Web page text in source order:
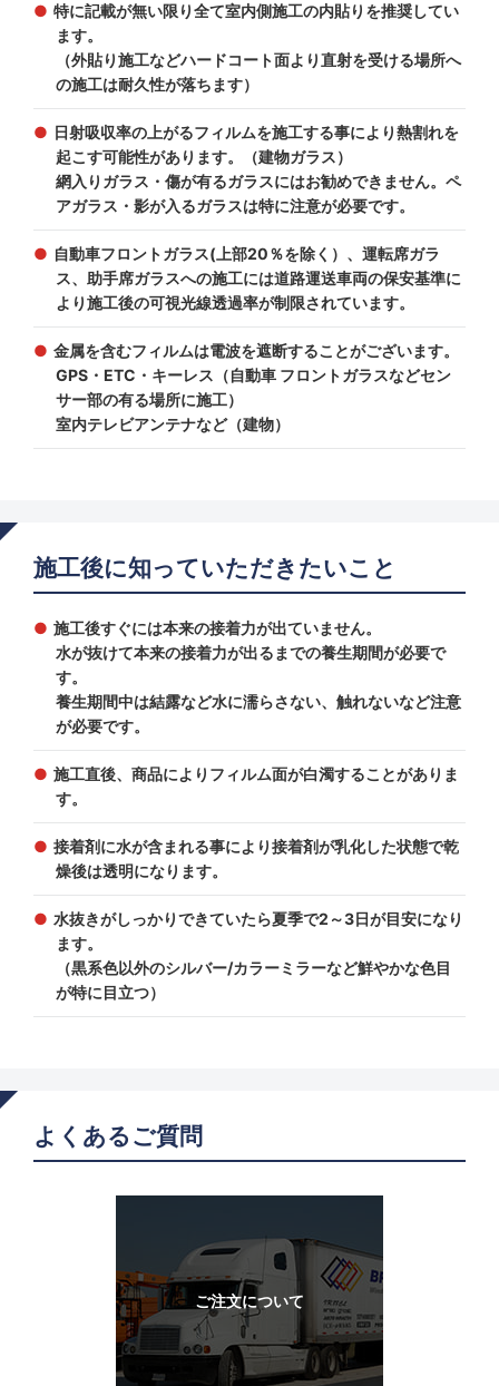
特に記載が無い限り全て室内側施工の内貼りを推奨してい
ます。
（外貼り施工などハードコート面より直射を受ける場所へ
の施工は耐久性が落ちます）
日射吸収率の上がるフィルムを施工する事により熱割れを
起こす可能性があります。（建物ガラス）
網入りガラス・傷が有るガラスにはお勧めできません。ペ
アガラス・影が入るガラスは特に注意が必要です。
自動車フロントガラス(上部20％を除く）、運転席ガラ
ス、助手席ガラスへの施工には道路運送車両の保安基準に
より施工後の可視光線透過率が制限されています。
金属を含むフィルムは電波を遮断することがございます。
GPS・ETC・キーレス（自動車 フロントガラスなどセン
サー部の有る場所に施工）
室内テレビアンテナなど（建物）
施工後に知っていただきたいこと
施工後すぐには本来の接着力が出ていません。
水が抜けて本来の接着力が出るまでの養生期間が必要で
す。
養生期間中は結露など水に濡らさない、触れないなど注意
が必要です。
施工直後、商品によりフィルム面が白濁することがありま
す。
接着剤に水が含まれる事により接着剤が乳化した状態で乾
燥後は透明になります。
水抜きがしっかりできていたら夏季で2～3日が目安になり
ます。
（黒系色以外のシルバー/カラーミラーなど鮮やかな色目
が特に目立つ）
よくあるご質問